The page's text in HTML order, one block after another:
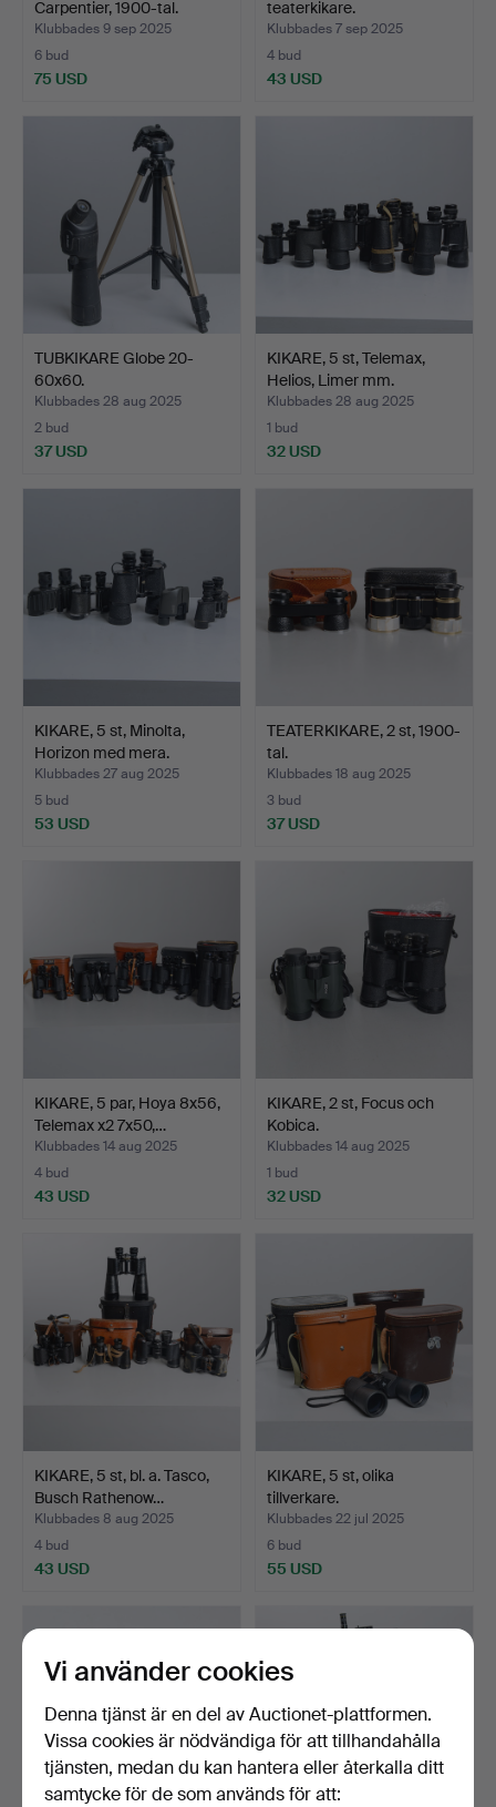
Carpentier, 1900-tal.
Klubbades 9 sep 2025
6 bud
75 USD
teaterkikare.
Klubbades 7 sep 2025
4 bud
43 USD
TUBKIKARE Globe 20-
60x60.
Klubbades 28 aug 2025
2 bud
37 USD
KIKARE, 5 st, Telemax,
Helios, Limer mm.
Klubbades 28 aug 2025
1 bud
32 USD
KIKARE, 5 st, Minolta,
Horizon med mera.
Klubbades 27 aug 2025
5 bud
53 USD
TEATERKIKARE, 2 st, 1900-
tal.
Klubbades 18 aug 2025
3 bud
37 USD
KIKARE, 5 par, Hoya 8x56,
Telemax x2 7x50,…
Klubbades 14 aug 2025
4 bud
43 USD
KIKARE, 2 st, Focus och
Kobica.
Klubbades 14 aug 2025
1 bud
32 USD
KIKARE, 5 st, bl. a. Tasco,
Busch Rathenow…
Klubbades 8 aug 2025
4 bud
43 USD
KIKARE, 5 st, olika
tillverkare.
Klubbades 22 jul 2025
6 bud
55 USD
Vi använder cookies
Denna tjänst är en del av Auctionet-plattformen.
Vissa cookies är nödvändiga för att tillhandahålla
tjänsten, medan du kan hantera eller återkalla ditt
samtycke för de som används för att: